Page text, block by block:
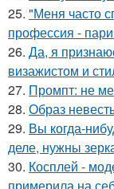
25. "Меня часто
профессия -
26. Да, я
визажистом и
27. Промпт: не
28. Образ
29. Вы когда-
деле, нужны
30. Косплей -
примерила на